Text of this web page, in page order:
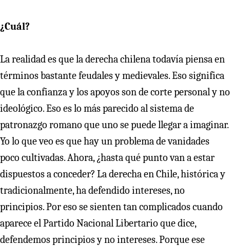
¿Cuál?
La realidad es que la derecha chilena todavía piensa en
términos bastante feudales y medievales. Eso significa
que la confianza y los apoyos son de corte personal y no
ideológico. Eso es lo más parecido al sistema de
patronazgo romano que uno se puede llegar a imaginar.
Yo lo que veo es que hay un problema de vanidades
poco cultivadas. Ahora, ¿hasta qué punto van a estar
dispuestos a conceder? La derecha en Chile, histórica y
tradicionalmente, ha defendido intereses, no
principios. Por eso se sienten tan complicados cuando
aparece el Partido Nacional Libertario que dice,
defendemos principios y no intereses. Porque ese